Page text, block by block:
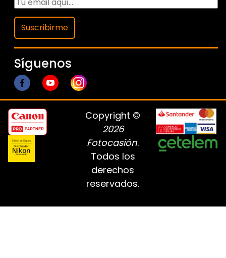
Suscribirme
Síguenos
Copyright ©
2026
Fotocasión.
Todos los
derechos
reservados.